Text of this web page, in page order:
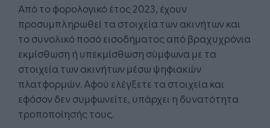
Από το φορολογικό έτος 2023, έχουν
προσυμπληρωθεί τα στοιχεία των ακινήτων και
το συνολικό ποσό εισοδήματος από βραχυχρόνια
εκμίσθωση ή υπεκμίσθωση σύμφωνα με τα
στοιχεία των ακινήτων μέσω ψηφιακών
πλατφορμών. Αφού ελέγξετε τα στοιχεία και
εφόσον δεν συμφωνείτε, υπάρχει η δυνατότητα
τροποποίησής τους.